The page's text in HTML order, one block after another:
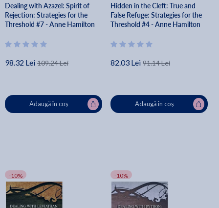
Dealing with Azazel: Spirit of
Rejection: Strategies for the
Threshold #7 - Anne Hamilton
98.32 Lei 109.24 Lei
Adaugă în coș
Hidden in the Cleft: True and
False Refuge: Strategies for the
Threshold #4 - Anne Hamilton
82.03 Lei 91.14 Lei
Adaugă în coș
-10% -10%